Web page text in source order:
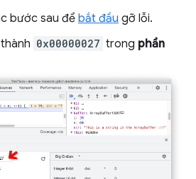
bước sau để bắt đầu gỡ lỗi.
0x00000027 trong phần